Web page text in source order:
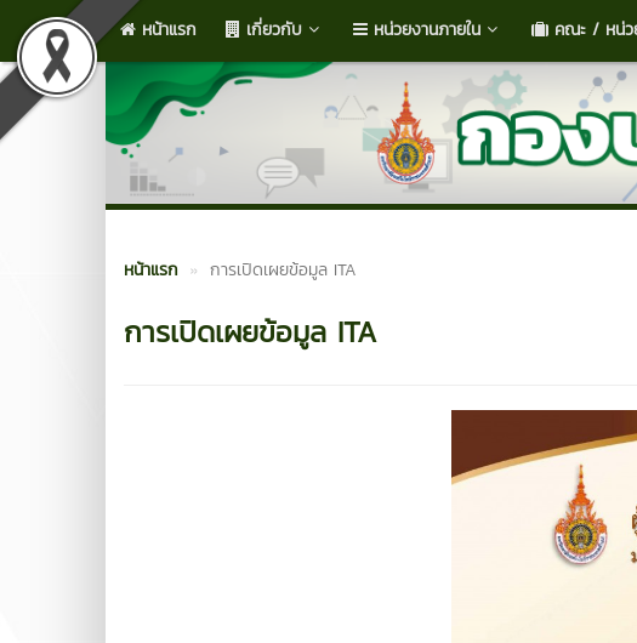
หน้าแรก เกี่ยวกับ หน่วยงานภายใน คณะ / หน่ว
หน้าแรก การเปิดเผยข้อมูล ITA
การเปิดเผยข้อมูล ITA